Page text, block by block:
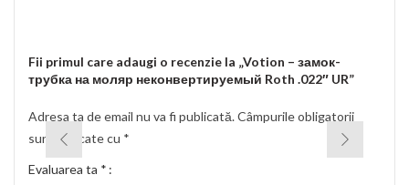
Fii primul care adaugi o recenzie la „Votion – замок-
трубка на моляр неконвертируемый Roth .022″ UR”
Adresa ta de email nu va fi publicată.Câmpurile obligatorii
sunt marcate cu *
Evaluarea ta *